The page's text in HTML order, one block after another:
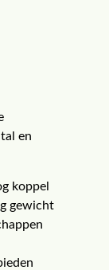
en
koppel
gewicht